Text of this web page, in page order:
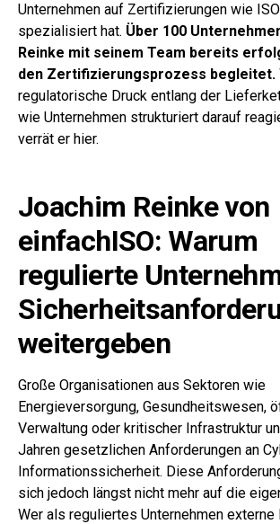
Unternehmen auf Zertifizierungen wie
spezialisiert hat. Über 100
Reinke mit seinem Team bereits
den Zertifizierungsprozess begleitet.
regulatorische Druck entlang der
wie Unternehmen strukturiert darauf
verrät er hier.
Joachim Reinke von
einfachISO: Warum
regulierte
weitergeben
Große Organisationen aus Sektoren wie
Energieversorgung, Gesundheitswesen,
Verwaltung oder kritischer Infrastruktur
Jahren gesetzlichen Anforderungen an
Informationssicherheit. Diese
sich jedoch längst nicht mehr auf die
Wer als reguliertes Unternehmen